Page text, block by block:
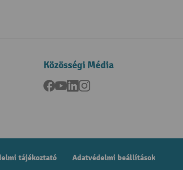
Közösségi Média
Facebook
YouTubeLinkedInInstagram
tájékoztató Adatvédelmi beállítások